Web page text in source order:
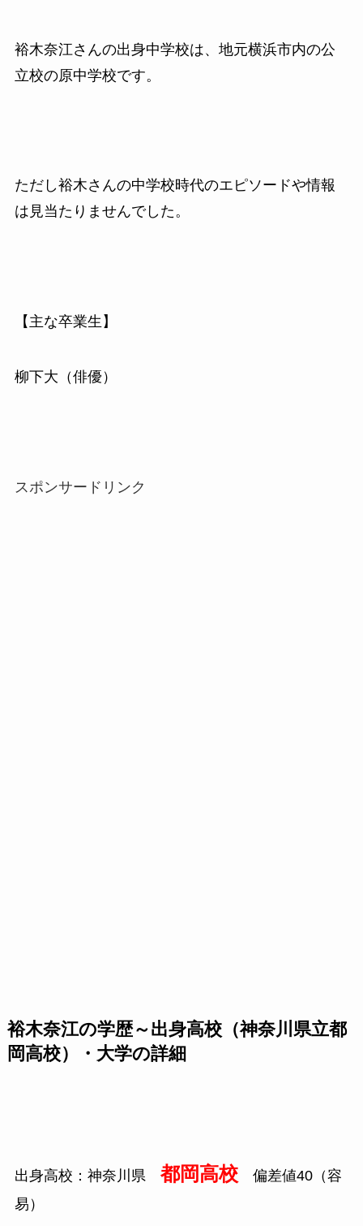
裕木奈江さんの出身中学校は、地元横浜市内の公
立校の原中学校です。
ただし裕木さんの中学校時代のエピソードや情報
は見当たりませんでした。
【主な卒業生】
柳下大（俳優）
スポンサードリンク
裕木奈江の学歴～出身高校（神奈川県立都
岡高校）・大学の詳細
出身高校：神奈川県 都岡高校偏差値40（容
易）